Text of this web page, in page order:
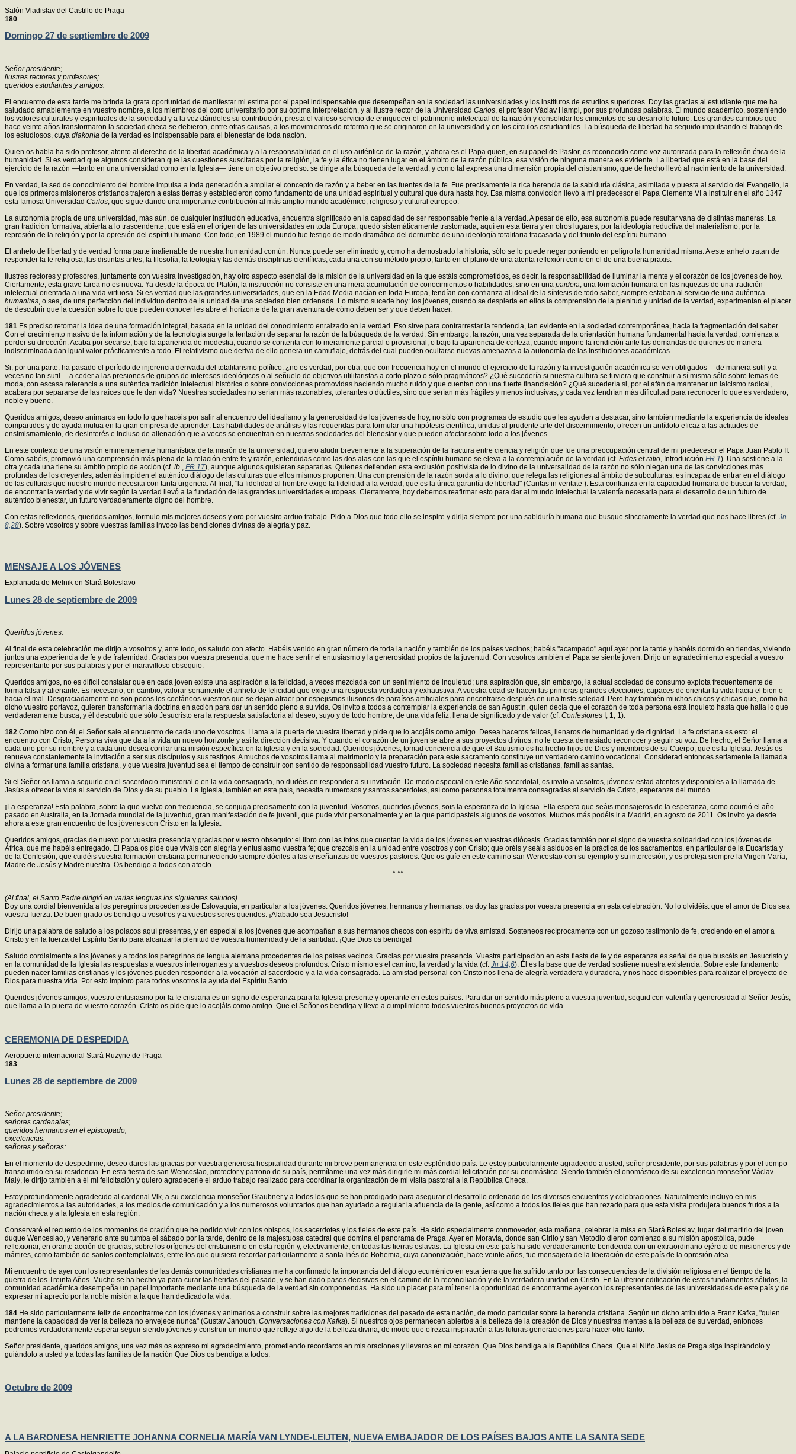
Salón Vladislav del Castillo de Praga
180
Domingo 27 de septiembre de 2009
Señor presidente;
ilustres rectores y profesores;
queridos estudiantes y amigos:
El encuentro de esta tarde me brinda la grata oportunidad de manifestar mi estima por el papel indispensable que desempeñan en la sociedad las universidades y los institutos de estudios superiores. Doy las gracias al estudiante que me ha
saludado amablemente en vuestro nombre, a los miembros del coro universitario por su óptima interpretación, y al ilustre rector de la Universidad Carlos , el profesor Václav Hampl, por sus profundas palabras. El mundo académico, sosteniendo
los valores culturales y espirituales de la sociedad y a la vez dándoles su contribución, presta el valioso servicio de enriquecer el patrimonio intelectual de la nación y consolidar los cimientos de su desarrollo futuro. Los grandes cambios que
hace veinte años transformaron la sociedad checa se debieron, entre otras causas, a los movimientos de reforma que se originaron en la universidad y en los círculos estudiantiles. La búsqueda de libertad ha seguido impulsando el trabajo de
los estudiosos, cuya diakonía de la verdad es indispensable para el bienestar de toda nación.
Quien os habla ha sido profesor, atento al derecho de la libertad académica y a la responsabilidad en el uso auténtico de la razón, y ahora es el Papa quien, en su papel de Pastor, es reconocido como voz autorizada para la reflexión ética de la
humanidad. Si es verdad que algunos consideran que las cuestiones suscitadas por la religión, la fe y la ética no tienen lugar en el ámbito de la razón pública, esa visión de ninguna manera es evidente. La libertad que está en la base del
ejercicio de la razón —tanto en una universidad como en la Iglesia— tiene un objetivo preciso: se dirige a la búsqueda de la verdad, y como tal expresa una dimensión propia del cristianismo, que de hecho llevó al nacimiento de la universidad.
En verdad, la sed de conocimiento del hombre impulsa a toda generación a ampliar el concepto de razón y a beber en las fuentes de la fe. Fue precisamente la rica herencia de la sabiduría clásica, asimilada y puesta al servicio del Evangelio, la
que los primeros misioneros cristianos trajeron a estas tierras y establecieron como fundamento de una unidad espiritual y cultural que dura hasta hoy. Esa misma convicción llevó a mi predecesor el Papa Clemente VI a instituir en el año 1347
esta famosa Universidad Carlos , que sigue dando una importante contribución al más amplio mundo académico, religioso y cultural europeo.
La autonomía propia de una universidad, más aún, de cualquier institución educativa, encuentra significado en la capacidad de ser responsable frente a la verdad. A pesar de ello, esa autonomía puede resultar vana de distintas maneras. La
gran tradición formativa, abierta a lo trascendente, que está en el origen de las universidades en toda Europa, quedó sistemáticamente trastornada, aquí en esta tierra y en otros lugares, por la ideología reductiva del materialismo, por la
represión de la religión y por la opresión del espíritu humano. Con todo, en 1989 el mundo fue testigo de modo dramático del derrumbe de una ideología totalitaria fracasada y del triunfo del espíritu humano.
El anhelo de libertad y de verdad forma parte inalienable de nuestra humanidad común. Nunca puede ser eliminado y, como ha demostrado la historia, sólo se lo puede negar poniendo en peligro la humanidad misma. A este anhelo tratan de
responder la fe religiosa, las distintas artes, la filosofía, la teología y las demás disciplinas científicas, cada una con su método propio, tanto en el plano de una atenta reflexión como en el de una buena praxis.
Ilustres rectores y profesores, juntamente con vuestra investigación, hay otro aspecto esencial de la misión de la universidad en la que estáis comprometidos, es decir, la responsabilidad de iluminar la mente y el corazón de los jóvenes de hoy.
Ciertamente, esta grave tarea no es nueva. Ya desde la época de Platón, la instrucción no consiste en una mera acumulación de conocimientos o habilidades, sino en una paideia , una formación humana en las riquezas de una tradición
intelectual orientada a una vida virtuosa. Si es verdad que las grandes universidades, que en la Edad Media nacían en toda Europa, tendían con confianza al ideal de la síntesis de todo saber, siempre estaban al servicio de una auténtica
humanitas , o sea, de una perfección del individuo dentro de la unidad de una sociedad bien ordenada. Lo mismo sucede hoy: los jóvenes, cuando se despierta en ellos la comprensión de la plenitud y unidad de la verdad, experimentan el placer
de descubrir que la cuestión sobre lo que pueden conocer les abre el horizonte de la gran aventura de cómo deben ser y qué deben hacer.
181 Es preciso retomar la idea de una formación integral, basada en la unidad del conocimiento enraizado en la verdad. Eso sirve para contrarrestar la tendencia, tan evidente en la sociedad contemporánea, hacia la fragmentación del saber.
Con el crecimiento masivo de la información y de la tecnología surge la tentación de separar la razón de la búsqueda de la verdad. Sin embargo, la razón, una vez separada de la orientación humana fundamental hacia la verdad, comienza a
perder su dirección. Acaba por secarse, bajo la apariencia de modestia, cuando se contenta con lo meramente parcial o provisional, o bajo la apariencia de certeza, cuando impone la rendición ante las demandas de quienes de manera
indiscriminada dan igual valor prácticamente a todo. El relativismo que deriva de ello genera un camuflaje, detrás del cual pueden ocultarse nuevas amenazas a la autonomía de las instituciones académicas.
Si, por una parte, ha pasado el período de injerencia derivada del totalitarismo político, ¿no es verdad, por otra, que con frecuencia hoy en el mundo el ejercicio de la razón y la investigación académica se ven obligados —de manera sutil y a
veces no tan sutil— a ceder a las presiones de grupos de intereses ideológicos o al señuelo de objetivos utilitaristas a corto plazo o sólo pragmáticos? ¿Qué sucedería si nuestra cultura se tuviera que construir a sí misma sólo sobre temas de
moda, con escasa referencia a una auténtica tradición intelectual histórica o sobre convicciones promovidas haciendo mucho ruido y que cuentan con una fuerte financiación? ¿Qué sucedería si, por el afán de mantener un laicismo radical,
acabara por separarse de las raíces que le dan vida? Nuestras sociedades no serían más razonables, tolerantes o dúctiles, sino que serían más frágiles y menos inclusivas, y cada vez tendrían más dificultad para reconocer lo que es verdadero,
noble y bueno.
Queridos amigos, deseo animaros en todo lo que hacéis por salir al encuentro del idealismo y la generosidad de los jóvenes de hoy, no sólo con programas de estudio que les ayuden a destacar, sino también mediante la experiencia de ideales
compartidos y de ayuda mutua en la gran empresa de aprender. Las habilidades de análisis y las requeridas para formular una hipótesis científica, unidas al prudente arte del discernimiento, ofrecen un antídoto eficaz a las actitudes de
ensimismamiento, de desinterés e incluso de alienación que a veces se encuentran en nuestras sociedades del bienestar y que pueden afectar sobre todo a los jóvenes.
En este contexto de una visión eminentemente humanística de la misión de la universidad, quiero aludir brevemente a la superación de la fractura entre ciencia y religión que fue una preocupación central de mi predecesor el Papa Juan Pablo II.
Como sabéis, promovió una comprensión más plena de la relación entre fe y razón, entendidas como las dos alas con las que el espíritu humano se eleva a la contemplación de la verdad (cf. Fides et ratio , Introducción FR 1). Una sostiene a la
otra y cada una tiene su ámbito propio de acción (cf. ib. FR 17), aunque algunos quisieran separarlas. Quienes defienden esta exclusión positivista de lo divino de la universalidad de la razón no sólo niegan una de las convicciones más
profundas de los creyentes; además impiden el auténtico diálogo de las culturas que ellos mismos proponen. Una comprensión de la razón sorda a lo divino, que relega las religiones al ámbito de subculturas, es incapaz de entrar en el diálogo
de las culturas que nuestro mundo necesita con tanta urgencia. Al final, "la fidelidad al hombre exige la fidelidad a la verdad, que es la única garantía de libertad" (Caritas in veritate ). Esta confianza en la capacidad humana de buscar la verdad,
de encontrar la verdad y de vivir según la verdad llevó a la fundación de las grandes universidades europeas. Ciertamente, hoy debemos reafirmar esto para dar al mundo intelectual la valentía necesaria para el desarrollo de un futuro de
auténtico bienestar, un futuro verdaderamente digno del hombre.
Con estas reflexiones, queridos amigos, formulo mis mejores deseos y oro por vuestro arduo trabajo. Pido a Dios que todo ello se inspire y dirija siempre por una sabiduría humana que busque sinceramente la verdad que nos hace libres (cf. Jn
8,28). Sobre vosotros y sobre vuestras familias invoco las bendiciones divinas de alegría y paz.
MENSAJE A LOS JÓVENES
Explanada de Melnik en Stará Boleslavo
Lunes 28 de septiembre de 2009
Queridos jóvenes:
Al final de esta celebración me dirijo a vosotros y, ante todo, os saludo con afecto. Habéis venido en gran número de toda la nación y también de los países vecinos; habéis "acampado" aquí ayer por la tarde y habéis dormido en tiendas, viviendo
juntos una experiencia de fe y de fraternidad. Gracias por vuestra presencia, que me hace sentir el entusiasmo y la generosidad propios de la juventud. Con vosotros también el Papa se siente joven. Dirijo un agradecimiento especial a vuestro
representante por sus palabras y por el maravilloso obsequio.
Queridos amigos, no es difícil constatar que en cada joven existe una aspiración a la felicidad, a veces mezclada con un sentimiento de inquietud; una aspiración que, sin embargo, la actual sociedad de consumo explota frecuentemente de
forma falsa y alienante. Es necesario, en cambio, valorar seriamente el anhelo de felicidad que exige una respuesta verdadera y exhaustiva. A vuestra edad se hacen las primeras grandes elecciones, capaces de orientar la vida hacia el bien o
hacia el mal. Desgraciadamente no son pocos los coetáneos vuestros que se dejan atraer por espejismos ilusorios de paraísos artificiales para encontrarse después en una triste soledad. Pero hay también muchos chicos y chicas que, como ha
dicho vuestro portavoz, quieren transformar la doctrina en acción para dar un sentido pleno a su vida. Os invito a todos a contemplar la experiencia de san Agustín, quien decía que el corazón de toda persona está inquieto hasta que halla lo que
verdaderamente busca; y él descubrió que sólo Jesucristo era la respuesta satisfactoria al deseo, suyo y de todo hombre, de una vida feliz, llena de significado y de valor (cf. Confesiones I, 1, 1).
182 Como hizo con él, el Señor sale al encuentro de cada uno de vosotros. Llama a la puerta de vuestra libertad y pide que lo acojáis como amigo. Desea haceros felices, llenaros de humanidad y de dignidad. La fe cristiana es esto: el
encuentro con Cristo, Persona viva que da a la vida un nuevo horizonte y así la dirección decisiva. Y cuando el corazón de un joven se abre a sus proyectos divinos, no le cuesta demasiado reconocer y seguir su voz. De hecho, el Señor llama a
cada uno por su nombre y a cada uno desea confiar una misión específica en la Iglesia y en la sociedad. Queridos jóvenes, tomad conciencia de que el Bautismo os ha hecho hijos de Dios y miembros de su Cuerpo, que es la Iglesia. Jesús os
renueva constantemente la invitación a ser sus discípulos y sus testigos. A muchos de vosotros llama al matrimonio y la preparación para este sacramento constituye un verdadero camino vocacional. Considerad entonces seriamente la llamada
divina a formar una familia cristiana, y que vuestra juventud sea el tiempo de construir con sentido de responsabilidad vuestro futuro. La sociedad necesita familias cristianas, familias santas.
Si el Señor os llama a seguirlo en el sacerdocio ministerial o en la vida consagrada, no dudéis en responder a su invitación. De modo especial en este Año sacerdotal, os invito a vosotros, jóvenes: estad atentos y disponibles a la llamada de
Jesús a ofrecer la vida al servicio de Dios y de su pueblo. La Iglesia, también en este país, necesita numerosos y santos sacerdotes, así como personas totalmente consagradas al servicio de Cristo, esperanza del mundo.
¡La esperanza! Esta palabra, sobre la que vuelvo con frecuencia, se conjuga precisamente con la juventud. Vosotros, queridos jóvenes, sois la esperanza de la Iglesia. Ella espera que seáis mensajeros de la esperanza, como ocurrió el año
pasado en Australia, en la Jornada mundial de la juventud, gran manifestación de fe juvenil, que pude vivir personalmente y en la que participasteis algunos de vosotros. Muchos más podéis ir a Madrid, en agosto de 2011. Os invito ya desde
ahora a este gran encuentro de los jóvenes con Cristo en la Iglesia.
Queridos amigos, gracias de nuevo por vuestra presencia y gracias por vuestro obsequio: el libro con las fotos que cuentan la vida de los jóvenes en vuestras diócesis. Gracias también por el signo de vuestra solidaridad con los jóvenes de
África, que me habéis entregado. El Papa os pide que viváis con alegría y entusiasmo vuestra fe; que crezcáis en la unidad entre vosotros y con Cristo; que oréis y seáis asiduos en la práctica de los sacramentos, en particular de la Eucaristía y
de la Confesión; que cuidéis vuestra formación cristiana permaneciendo siempre dóciles a las enseñanzas de vuestros pastores. Que os guíe en este camino san Wenceslao con su ejemplo y su intercesión, y os proteja siempre la Virgen María,
Madre de Jesús y Madre nuestra. Os bendigo a todos con afecto.
* **
(Al final, el Santo Padre dirigió en varias lenguas los siguientes saludos)
Doy una cordial bienvenida a los peregrinos procedentes de Eslovaquia, en particular a los jóvenes. Queridos jóvenes, hermanos y hermanas, os doy las gracias por vuestra presencia en esta celebración. No lo olvidéis: que el amor de Dios sea
vuestra fuerza. De buen grado os bendigo a vosotros y a vuestros seres queridos. ¡Alabado sea Jesucristo!
Dirijo una palabra de saludo a los polacos aquí presentes, y en especial a los jóvenes que acompañan a sus hermanos checos con espíritu de viva amistad. Sosteneos recíprocamente con un gozoso testimonio de fe, creciendo en el amor a
Cristo y en la fuerza del Espíritu Santo para alcanzar la plenitud de vuestra humanidad y de la santidad. ¡Que Dios os bendiga!
Saludo cordialmente a los jóvenes y a todos los peregrinos de lengua alemana procedentes de los países vecinos. Gracias por vuestra presencia. Vuestra participación en esta fiesta de fe y de esperanza es señal de que buscáis en Jesucristo y
en la comunidad de la Iglesia las respuestas a vuestros interrogantes y a vuestros deseos profundos. Cristo mismo es el camino, la verdad y la vida (cf. Jn 14,6). Él es la base que de verdad sostiene nuestra existencia. Sobre este fundamento
pueden nacer familias cristianas y los jóvenes pueden responder a la vocación al sacerdocio y a la vida consagrada. La amistad personal con Cristo nos llena de alegría verdadera y duradera, y nos hace disponibles para realizar el proyecto de
Dios para nuestra vida. Por esto imploro para todos vosotros la ayuda del Espíritu Santo.
Queridos jóvenes amigos, vuestro entusiasmo por la fe cristiana es un signo de esperanza para la Iglesia presente y operante en estos países. Para dar un sentido más pleno a vuestra juventud, seguid con valentía y generosidad al Señor Jesús,
que llama a la puerta de vuestro corazón. Cristo os pide que lo acojáis como amigo. Que el Señor os bendiga y lleve a cumplimiento todos vuestros buenos proyectos de vida.
CEREMONIA DE DESPEDIDA
Aeropuerto internacional Stará Ruzyne de Praga
183
Lunes 28 de septiembre de 2009
Señor presidente;
señores cardenales;
queridos hermanos en el episcopado;
excelencias;
señores y señoras:
En el momento de despedirme, deseo daros las gracias por vuestra generosa hospitalidad durante mi breve permanencia en este espléndido país. Le estoy particularmente agradecido a usted, señor presidente, por sus palabras y por el tiempo
transcurrido en su residencia. En esta fiesta de san Wenceslao, protector y patrono de su país, permítame una vez más dirigirle mi más cordial felicitación por su onomástico. Siendo también el onomástico de su excelencia monseñor Václav
Malý, le dirijo también a él mi felicitación y quiero agradecerle el arduo trabajo realizado para coordinar la organización de mi visita pastoral a la República Checa.
Estoy profundamente agradecido al cardenal Vlk, a su excelencia monseñor Graubner y a todos los que se han prodigado para asegurar el desarrollo ordenado de los diversos encuentros y celebraciones. Naturalmente incluyo en mis
agradecimientos a las autoridades, a los medios de comunicación y a los numerosos voluntarios que han ayudado a regular la afluencia de la gente, así como a todos los fieles que han rezado para que esta visita produjera buenos frutos a la
nación checa y a la Iglesia en esta región.
Conservaré el recuerdo de los momentos de oración que he podido vivir con los obispos, los sacerdotes y los fieles de este país. Ha sido especialmente conmovedor, esta mañana, celebrar la misa en Stará Boleslav, lugar del martirio del joven
duque Wenceslao, y venerarlo ante su tumba el sábado por la tarde, dentro de la majestuosa catedral que domina el panorama de Praga. Ayer en Moravia, donde san Cirilo y san Metodio dieron comienzo a su misión apostólica, pude
reflexionar, en orante acción de gracias, sobre los orígenes del cristianismo en esta región y, efectivamente, en todas las tierras eslavas. La Iglesia en este país ha sido verdaderamente bendecida con un extraordinario ejército de misioneros y de
mártires, como también de santos contemplativos, entre los que quisiera recordar particularmente a santa Inés de Bohemia, cuya canonización, hace veinte años, fue mensajera de la liberación de este país de la opresión atea.
Mi encuentro de ayer con los representantes de las demás comunidades cristianas me ha confirmado la importancia del diálogo ecuménico en esta tierra que ha sufrido tanto por las consecuencias de la división religiosa en el tiempo de la
guerra de los Treinta Años. Mucho se ha hecho ya para curar las heridas del pasado, y se han dado pasos decisivos en el camino de la reconciliación y de la verdadera unidad en Cristo. En la ulterior edificación de estos fundamentos sólidos, la
comunidad académica desempeña un papel importante mediante una búsqueda de la verdad sin componendas. Ha sido un placer para mí tener la oportunidad de encontrarme ayer con los representantes de las universidades de este país y de
expresar mi aprecio por la noble misión a la que han dedicado la vida.
184 He sido particularmente feliz de encontrarme con los jóvenes y animarlos a construir sobre las mejores tradiciones del pasado de esta nación, de modo particular sobre la herencia cristiana. Según un dicho atribuido a Franz Kafka, "quien
mantiene la capacidad de ver la belleza no envejece nunca" (Gustav Janouch, Conversaciones con Kafka). Si nuestros ojos permanecen abiertos a la belleza de la creación de Dios y nuestras mentes a la belleza de su verdad, entonces
podremos verdaderamente esperar seguir siendo jóvenes y construir un mundo que refleje algo de la belleza divina, de modo que ofrezca inspiración a las futuras generaciones para hacer otro tanto.
Señor presidente, queridos amigos, una vez más os expreso mi agradecimiento, prometiendo recordaros en mis oraciones y llevaros en mi corazón. Que Dios bendiga a la República Checa. Que el Niño Jesús de Praga siga inspirándolo y
guiándolo a usted y a todas las familias de la nación Que Dios os bendiga a todos.
Octubre de 2009
A LA BARONESA HENRIETTE JOHANNA CORNELIA MARÍA VAN LYNDE-LEIJTEN, NUEVA EMBAJADOR DE LOS PAÍSES BAJOS ANTE LA SANTA SEDE